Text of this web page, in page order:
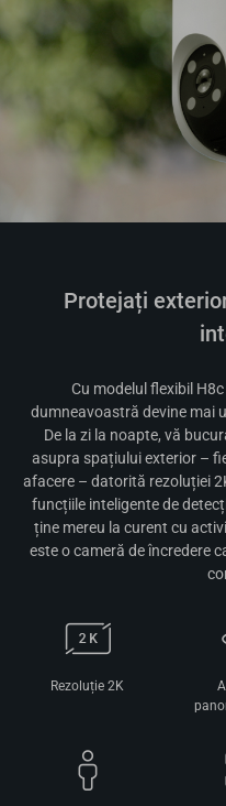
Protejați
Cu modelul flexibil
dumneavoastră devine mai
De la zi la noapte, vă
asupra spațiului exterior –
afacere – datorită rezoluției
funcțiile inteligente de
ține mereu la curent cu
este o cameră de încredere
Rezoluție 2K